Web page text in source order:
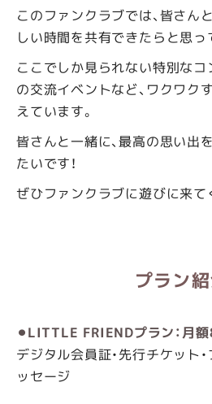
このファンクラブでは、皆さん
しい時間を共有できたらと思っ
ここでしか見られない特別なコ
の交流イベントなど、ワクワク
えています。
皆さんと一緒に、最高の思い出
たいです！
ぜひファンクラブに遊びに来て
プラン
⚫︎LITTLE FRIENDプラン：月
デジタル会員証・先行チケット
ッセージ